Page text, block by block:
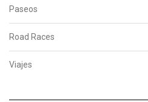
Paseos
Road Races
Viajes